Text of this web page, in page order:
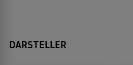
DARSTELLER